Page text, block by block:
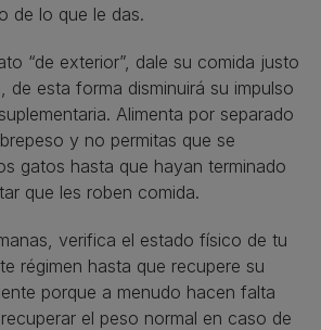
de lo que le das.
“de exterior”, dale su comida justo
de esta forma disminuirá su impulso
Alimenta por separado
y no permitas que se
gatos hasta que hayan terminado
que les roben comida.
verifica el estado físico de tu
régimen hasta que recupere su
porque a menudo hacen falta
el peso normal en caso de